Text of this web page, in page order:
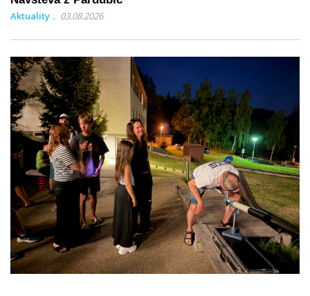
Aktuality 03.08.2026